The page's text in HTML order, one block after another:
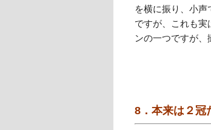
を横に振り、小
ですが、これも実
ンの一つですが、
8．本来は２冠